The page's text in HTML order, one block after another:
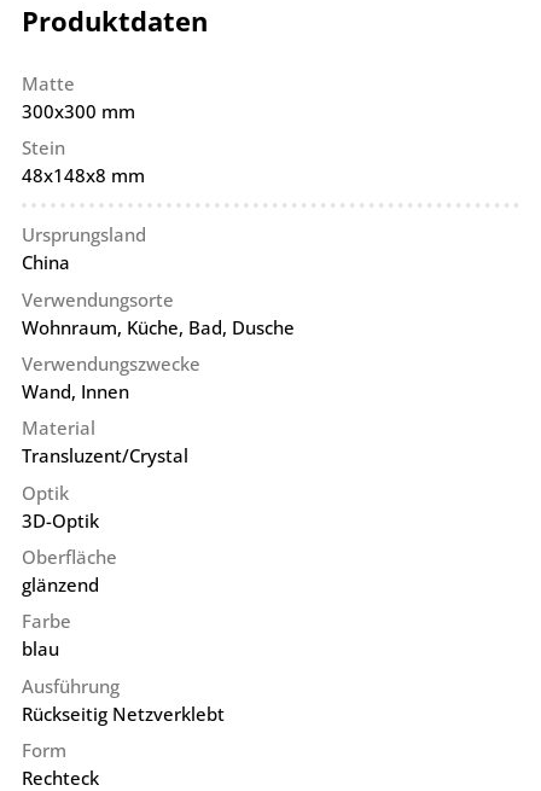
Produktdaten
Matte
300x300 mm
Stein
48x148x8 mm
Ursprungsland
China
Verwendungsorte
Wohnraum, Küche, Bad, Dusche
Verwendungszwecke
Wand, Innen
Material
Transluzent/Crystal
Optik
3D-Optik
Oberfläche
glänzend
Farbe
blau
Ausführung
Rückseitig Netzverklebt
Form
Rechteck